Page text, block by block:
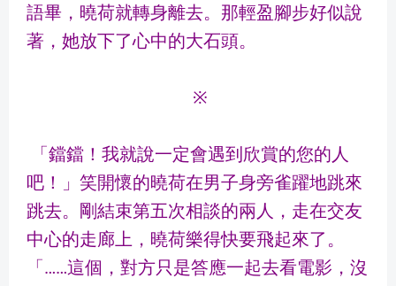
語畢，曉荷就轉身離去。那輕盈腳步好似說
著，她放下了心中的大石頭。
※
「鐺鐺！我就說一定會遇到欣賞的您的人
吧！」笑開懷的曉荷在男子身旁雀躍地跳來
跳去。剛結束第五次相談的兩人，走在交友
中心的走廊上，曉荷樂得快要飛起來了。
「……這個，對方只是答應一起去看電影，沒